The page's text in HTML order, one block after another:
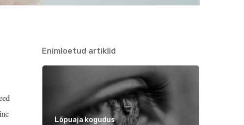
Enimloetud artiklid
Lõpuaja kogudus